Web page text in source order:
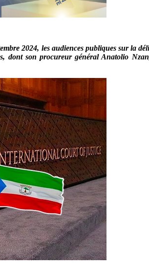
2024, les audiences publiques sur la
dont son procureur général Anatolio